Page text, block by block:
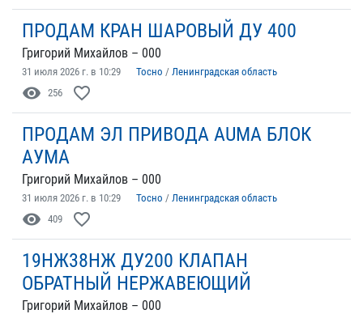
ПРОДАМ КРАН ШАРОВЫЙ ДУ 400
Григорий Михайлов – 000
31 июля 2026 г. в 10:29 Тосно / Ленинградская область
visibility 256 favorite_border
ПРОДАМ ЭЛ ПРИВОДА AUMA БЛОК
АУМА
Григорий Михайлов – 000
31 июля 2026 г. в 10:29 Тосно / Ленинградская область
visibility 409 favorite_border
19НЖ38НЖ ДУ200 КЛАПАН
ОБРАТНЫЙ НЕРЖАВЕЮЩИЙ
Григорий Михайлов – 000